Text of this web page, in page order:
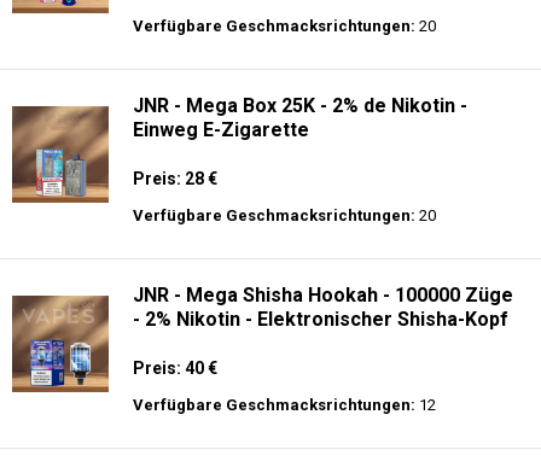
Verfügbare Geschmacksrichtungen: 20
JNR - Mega Box 25K - 2% de Nikotin -
Einweg E-Zigarette
Preis: 28 €
Verfügbare Geschmacksrichtungen: 20
JNR - Mega Shisha Hookah - 100000 Züge
- 2% Nikotin - Elektronischer Shisha-Kopf
Preis: 40 €
Verfügbare Geschmacksrichtungen: 12